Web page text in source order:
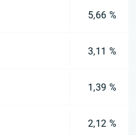
5,66 %
3,11 %
1,39 %
2,12 %